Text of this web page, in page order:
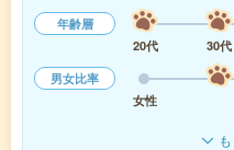
年齢層
20代
30代
男女比率
女性